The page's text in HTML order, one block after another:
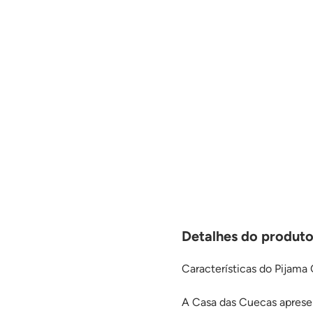
Detalhes do
Características do
A Casa das Cuecas